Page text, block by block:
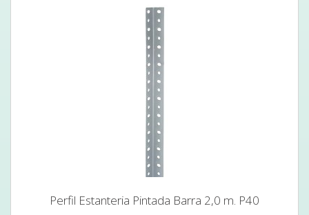
Perfil Estanteria Pintada Barra 2,0 m. P40